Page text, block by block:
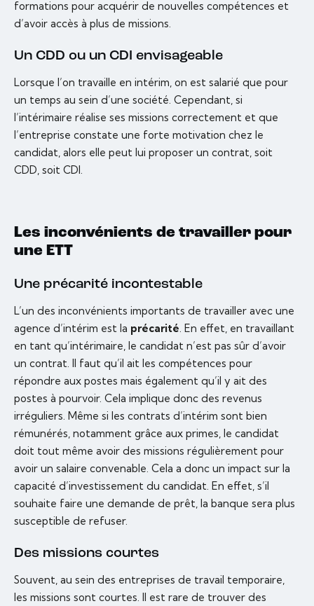
formations pour acquérir de nouvelles compétences et
d’avoir accès à plus de missions.
Un CDD ou un CDI envisageable
Lorsque l’on travaille en intérim, on est salarié que pour
un temps au sein d’une société. Cependant, si
l’intérimaire réalise ses missions correctement et que
l’entreprise constate une forte motivation chez le
candidat, alors elle peut lui proposer un contrat, soit
CDD, soit CDI.
Les inconvénients de travailler pour
une ETT
Une précarité incontestable
L’un des inconvénients importants de travailler avec une
agence d’intérim est la précarité. En effet, en travaillant
en tant qu’intérimaire, le candidat n’est pas sûr d’avoir
un contrat. Il faut qu’il ait les compétences pour
répondre aux postes mais également qu’il y ait des
postes à pourvoir. Cela implique donc des revenus
irréguliers. Même si les contrats d’intérim sont bien
rémunérés, notamment grâce aux primes, le candidat
doit tout même avoir des missions régulièrement pour
avoir un salaire convenable. Cela a donc un impact sur la
capacité d’investissement du candidat. En effet, s’il
souhaite faire une demande de prêt, la banque sera plus
susceptible de refuser.
Des missions courtes
Souvent, au sein des entreprises de travail temporaire,
les missions sont courtes. Il est rare de trouver des